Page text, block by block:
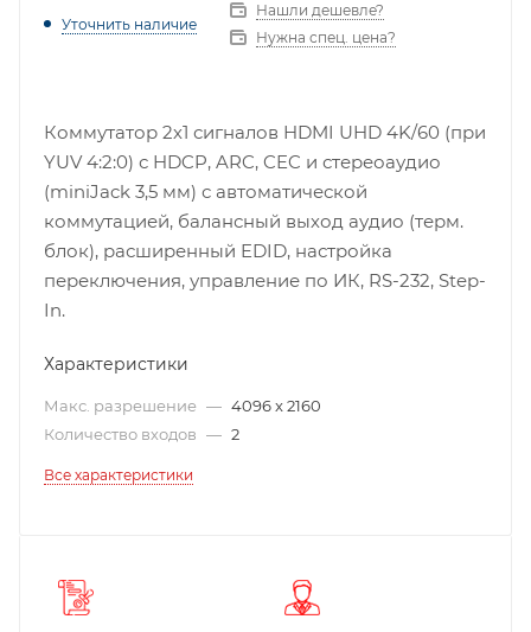
Уточнить наличие
Нашли дешевле?
Нужна спец. цена?
Коммутатор 2х1 сигналов HDMI UHD 4K/60 (при
YUV 4:2:0) с HDCP, ARC, CEC и стереоаудио
(miniJack 3,5 мм) с автоматической
коммутацией, балансный выход аудио (терм.
блок), расширенный EDID, настройка
переключения, управление по ИК, RS-232, Step-
In.
Характеристики
Макс. разрешение — 4096 x 2160
Количество входов — 2
Все характеристики